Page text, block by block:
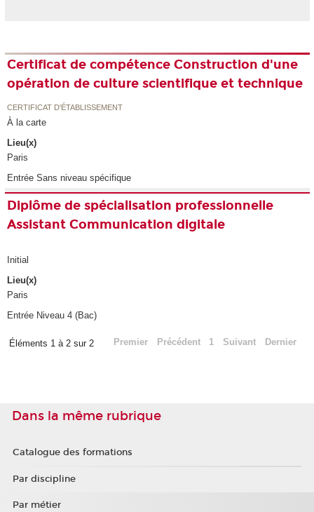
Certificat de compétence Construction d'une
opération de culture scientifique et technique
CERTIFICAT D'ÉTABLISSEMENT
À la carte
Lieu(x)
Paris
Entrée Sans niveau spécifique
Diplôme de spécialisation professionnelle
Assistant Communication digitale
Initial
Lieu(x)
Paris
Entrée Niveau 4 (Bac)
Éléments 1 à 2 sur 2 Premier Précédent 1 Suivant Dernier
Dans la même rubrique
Catalogue des formations
Par discipline
Par métier